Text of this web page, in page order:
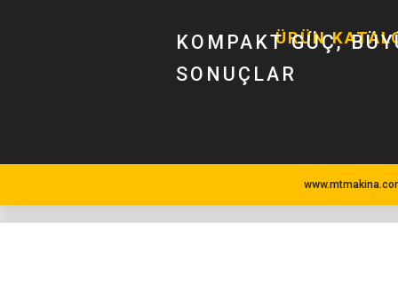
ÜRÜN
KOMPAKT GÜÇ,
SONUÇLAR